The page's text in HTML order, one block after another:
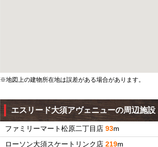
※地図上の建物所在地は誤差がある場合があります。
エスリード大須アヴェニューの周辺施設
ファミリーマート松原二丁目店 93m
ローソン大須スケートリンク店 219m